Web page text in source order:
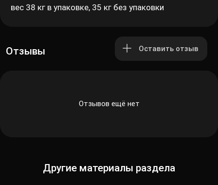
вес 38 кг в упаковке, 35 кг без упаковки
Отзывы Оставить отзыв
Отзывов ещё нет
Другие материалы раздела